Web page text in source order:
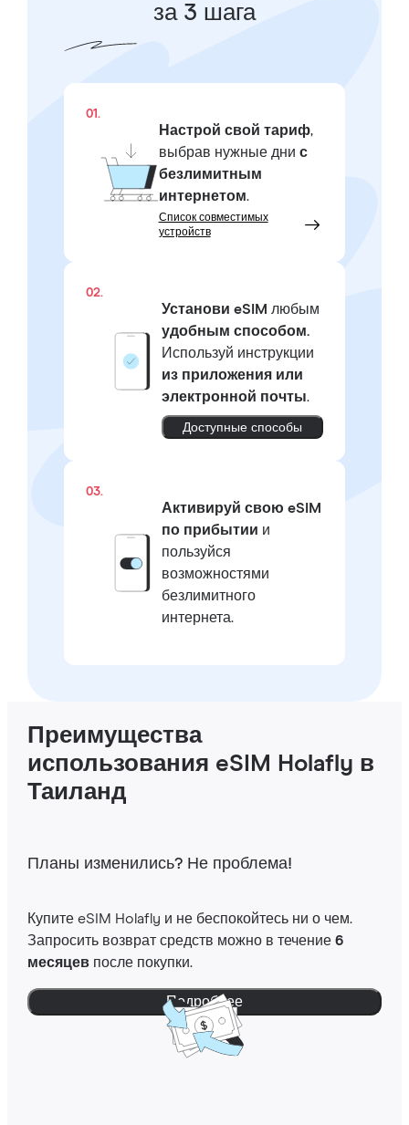
за 3 шага
01.
Настрой свой тариф,
выбрав нужные дни с
безлимитным
интернетом.
Список совместимых
устройств
02.
Установи eSIM любым
удобным способом.
Используй инструкции
из приложения или
электронной почты.
Доступные способы
03.
Активируй свою eSIM
по прибытии и
пользуйся
возможностями
безлимитного
интернета.
Преимущества
использования eSIM Holafly в
Таиланд
Планы изменились? Не проблема!
Купите eSIM Holafly и не беспокойтесь ни о чем.
Запросить возврат средств можно в течение 6
месяцевпосле покупки.
Подробнее